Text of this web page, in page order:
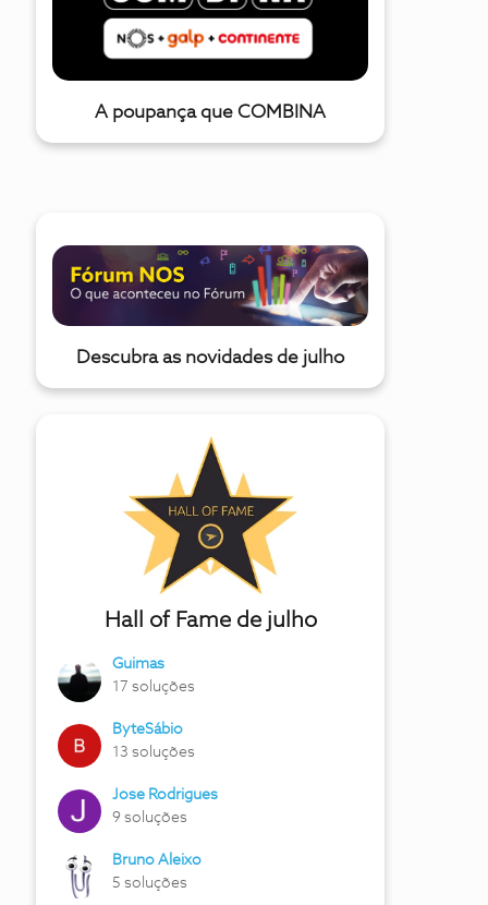
onde tem acesso ilimitado a N filmes, séries e desenhos
animados, em alta definição, para ver à vontade as vezes
que quiser, onde quiser. Aprove
A poupança que COMBINA
Descubra as novidades de julho
Hall of Fame de julho
Guimas
17 soluções
ByteSábio
13 soluções
Jose Rodrigues
9 soluções
Bruno Aleixo
5 soluções